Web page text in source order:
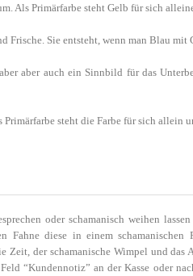
Als Primärfarbe steht Gelb für sich
Sie entsteht, wenn man Blau
aber auch ein Sinnbild für das
steht die Farbe für sich allein
oder schamanisch weihen
Fahne diese in einem
Zeit, der schamanische Wimpel und
“Kundennotiz” an der Kasse oder